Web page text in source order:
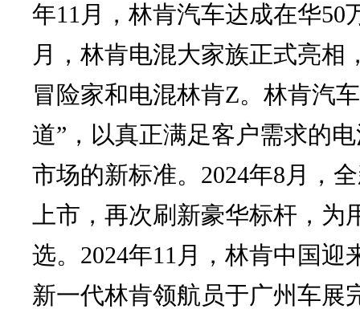
年11月，林肯汽车达成在华50
月，林肯电混大家族正式亮相
冒险家和电混林肯Z。林肯汽
道”，以真正满足客户需求的
市场的新标准。2024年8月，
上市，再次刷新豪华标杆，
选。2024年11月，林肯中国
新一代林肯领航员于广州车展